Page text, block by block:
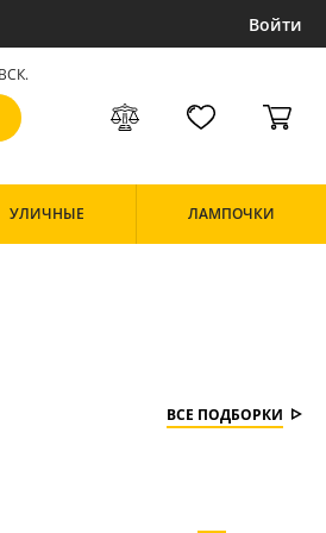
Войти
.
УЛИЧНЫЕ ЛАМПОЧКИ
ВСЕ ПОДБОРКИ